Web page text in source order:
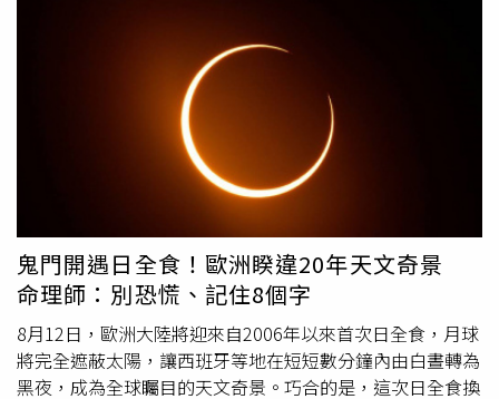
熱，讓他急得直喊：「我看不見！」好不容易可以回答問題
卻又答錯，讓他當場崩潰；反觀胡祖薇則展現驚人體能與意
志力，在關卡中發揮強大實力，宛如「闖關機器」般一路過
關斬將，成為亮眼的焦點。 在第一階段的分隊中，張立東
與大芭便展開了「命運的糾纏」。大芭原本死守在B帳篷，
拚命拉緊拉鏈尖叫，不讓選錯隊友的「災難
到命運依然將張立東與大芭分在同一組，讓大芭當場崩
潰。 當大芭在游泳池裡對張立東下指導棋，高分貝指揮他
「趕緊去前面攔截」。此舉立刻引起張立東不滿，當眾控訴
大芭「都只會出一張嘴」，更崩潰抗議：「你都一直指揮
我！是把我當狗使喚嗎？」現場氣氛輕鬆，笑果十足。 請
一定要鎖定中視周六晚間10點、三立都會台周日晚間8點播
出的《綜藝玩很大》。吳宗憲與KID帶領來賓張立東、孫其
君、胡祖薇、吳霏、大芭、艾薇、Amanda同台闖關。（圖
鬼門開遇日全食！歐洲睽違20年天文奇景
命理師：別恐慌、記住8個字
8月12日，歐洲大陸將迎來自2006年以來首次日全食，月球
將完全遮蔽太陽，讓西班牙等地在短短數分鐘內由白晝轉為
黑夜，成為全球矚目的天文奇景。巧合的是，這次日全食換